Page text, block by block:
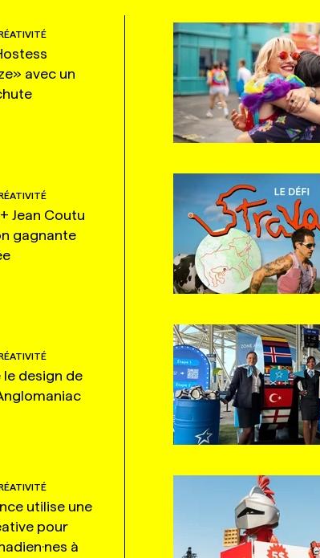
avec un
Jean Coutu
gagnante
le design de
utilise une
pour
à